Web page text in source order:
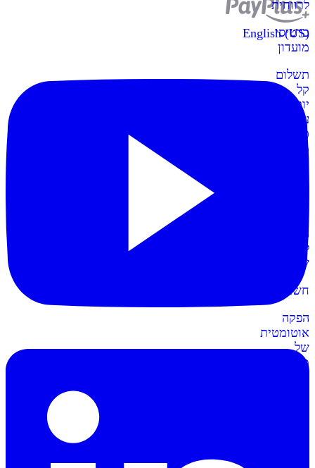
לרווחית
כרטיסי
מועדון
תשלום
קל
יותר
עם
כרטיסי
מועדון
קופות
הקופות
החדשות
לעסק
שלכם
חשבונית+
הפקה
אוטומטית
של
מסמכים
English (US)